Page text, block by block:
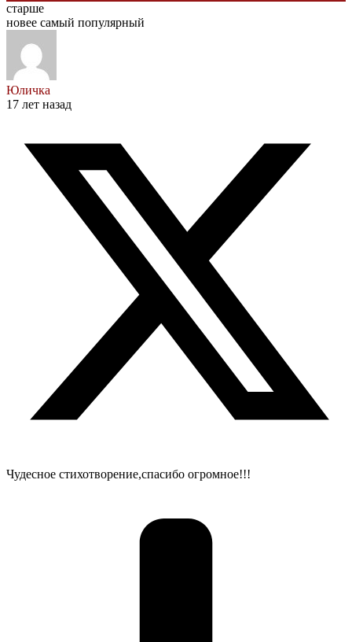
старше
новее самый популярный
Юличка
17 лет назад
Чудесное стихотворение,спасибо огромное!!!